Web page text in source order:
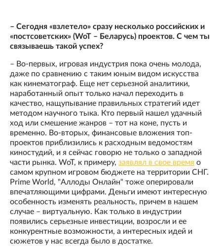
– Сегодня «взлетело» сразу несколько российских и
«постсоветских» (WoT – Беларусь) проектов. С чем ты
связываешь такой успех?
– Во-первых, игровая индустрия пока очень молода,
даже по сравнению с таким юным видом искусства
как кинематограф. Еще нет серьезной аналитики,
наработанный опыт только начал переходить в
качество, нащупывание правильных стратегий идет
методом научного тыка. Кто первый нашел удачный
ход или смешение жанров – тот на коне, пусть и
временно. Во-вторых, финансовые вложения топ-
проектов приблизились к расходным ведомостям
киностудий, и я сейчас говорю не только о западной
части рынка. WoT, к примеру, заявлял в свое время о
самом крупном игровом бюджете на территории СНГ.
Prime World, "Аллоды Онлайн" тоже оперировали
впечатляющими цифрами. Деньги имеют интересную
особенность изменять реальность, причем в нашем
случае – виртуальную. Как только в индустрии
появились серьезные инвестиции, возросли и ее
конкурентные возможности, а интересных идей и
сюжетов у нас всегда было в достатке.